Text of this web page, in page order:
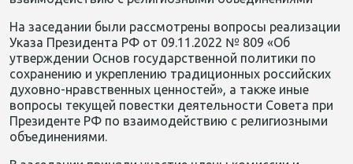
На заседании были рассмотрены вопросы реализации
Указа Президента РФ от 09.11.2022 № 809 «Об
утверждении Основ государственной политики по
сохранению и укреплению традиционных российских
духовно-нравственных ценностей», а также иные
вопросы текущей повестки деятельности Совета при
Президенте РФ по взаимодействию с религиозными
объединениями.